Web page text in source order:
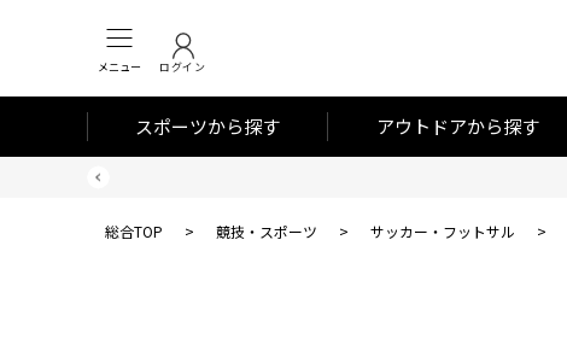
メニュー ログイン
スポーツから探す アウトドアから探す
総合TOP > 競技・スポーツ > サッカー・フットサル >